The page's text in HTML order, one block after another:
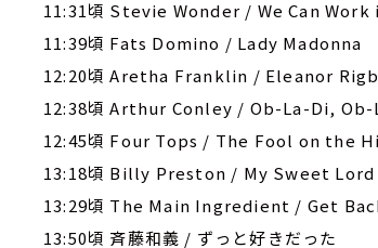
11:31頃 Stevie Wonder / We Can
11:39頃 Fats Domino / Lady Madonna
12:20頃 Aretha Franklin / Eleanor
12:38頃 Arthur Conley / Ob-La-Di, Ob-
12:45頃 Four Tops / The Fool on the
13:18頃 Billy Preston / My Sweet Lord
13:29頃 The Main Ingredient / Get
13:50頃 斉藤和義 / ずっと好きだった